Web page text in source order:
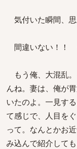
気付いた瞬間、思
間違いない！！
もう俺、大混乱
んね。妻は、俺が
いたのよ。一見す
て感じで、人目を
って。なんとかお
み込んで紹介して